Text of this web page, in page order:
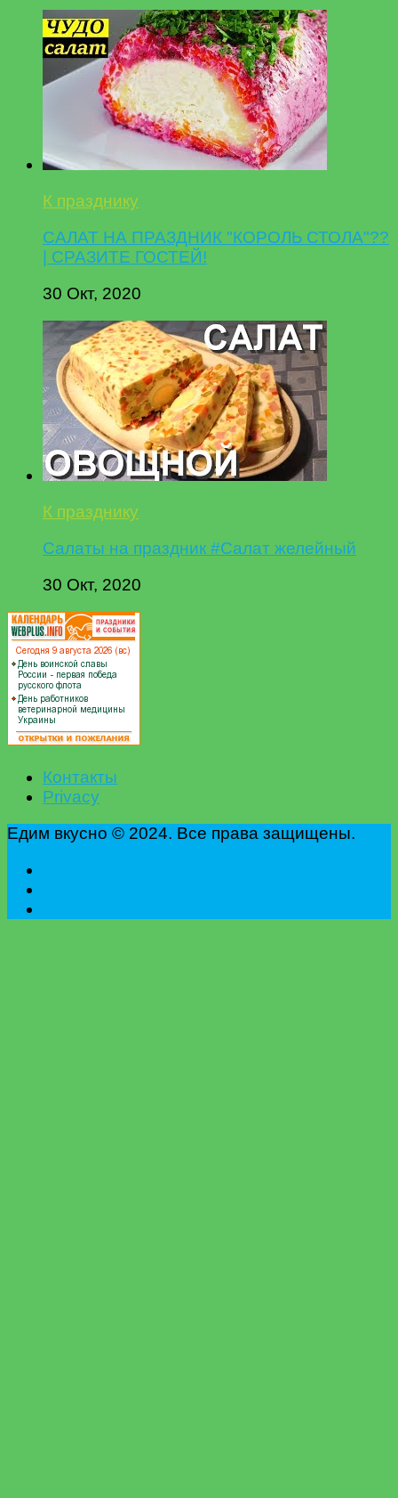
К празднику
САЛАТ НА ПРАЗДНИК "КОРОЛЬ СТОЛА"??
| СРАЗИТЕ ГОСТЕЙ!
30 Окт, 2020
К празднику
Салаты на праздник #Салат желейный
30 Окт, 2020
Контакты
Privacy
Едим вкусно © 2024. Все права защищены.